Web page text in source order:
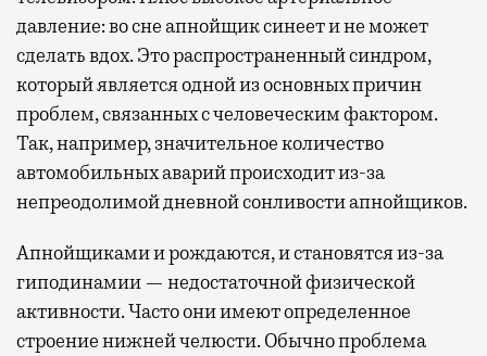
давление: во сне апнойщик синеет и не может
сделать вдох. Это распространенный синдром,
который является одной из основных причин
проблем, связанных с человеческим фактором.
Так, например, значительное количество
автомобильных аварий происходит из-за
непреодолимой дневной сонливости апнойщиков.
Апнойщиками и рождаются, и становятся из-за
гиподинамии — недостаточной физической
активности. Часто они имеют определенное
строение нижней челюсти. Обычно проблема